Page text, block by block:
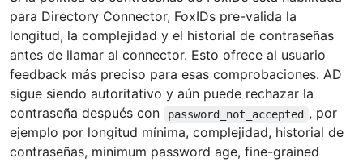
para Directory Connector, FoxIDs pre-valida la
longitud, la complejidad y el historial de contraseñas
antes de llamar al connector. Esto ofrece al usuario
feedback más preciso para esas comprobaciones. AD
sigue siendo autoritativo y aún puede rechazar la
contraseña después con
password_not_accepted , por
ejemplo por longitud mínima, complejidad, historial de
contraseñas, minimum password age, fine-grained